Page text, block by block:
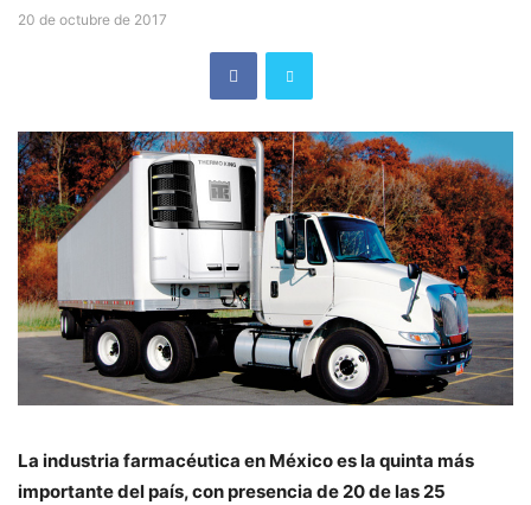
20 de octubre de 2017
La industria farmacéutica en México es la quinta más
importante del país, con presencia de 20 de las 25